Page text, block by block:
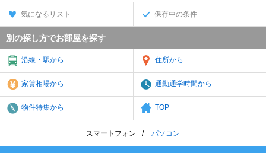
気になるリスト 保存中の条件
別の探し方でお部屋を探す
沿線・駅から 住所から
家賃相場から 通勤通学時間から
物件特集から TOP
スマートフォン パソコン